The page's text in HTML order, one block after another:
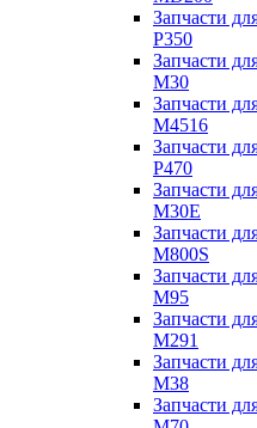
Запчасти
P350
Запчасти
M30
Запчасти
M4516
Запчасти
P470
Запчасти
M30E
Запчасти
M800S
Запчасти
M95
Запчасти
M291
Запчасти
M38
Запчасти